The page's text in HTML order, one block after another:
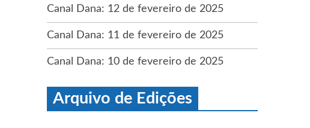
Canal Dana: 12 de fevereiro de 2025
Canal Dana: 11 de fevereiro de 2025
Canal Dana: 10 de fevereiro de 2025
Arquivo de Edições